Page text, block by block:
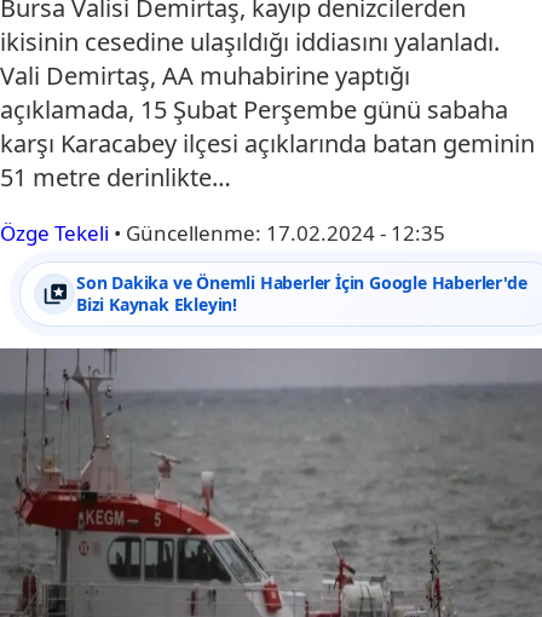
Bursa Valisi Demirtaş, kayıp denizcilerden
ikisinin cesedine ulaşıldığı iddiasını yalanladı.
Vali Demirtaş, AA muhabirine yaptığı
açıklamada, 15 Şubat Perşembe günü sabaha
karşı Karacabey ilçesi açıklarında batan geminin
51 metre derinlikte…
Özge Tekeli • Güncellenme: 17.02.2024 - 12:35
Son Dakika ve Önemli Haberler İçin Google Haberler'de
Bizi Kaynak Ekleyin!